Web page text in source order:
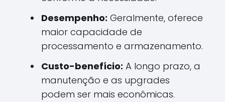
Desempenho: Geralmente, oferece
maior capacidade de
processamento e armazenamento.
Custo-benefício: A longo prazo, a
manutenção e as upgrades
podem ser mais econômicas.